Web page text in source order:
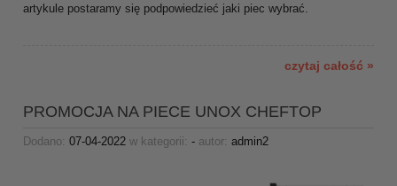
artykule postaramy się podpowiedzieć jaki piec wybrać.
czytaj całość »
PROMOCJA NA PIECE UNOX CHEFTOP
Dodano: 07-04-2022 w kategorii: - autor: admin2